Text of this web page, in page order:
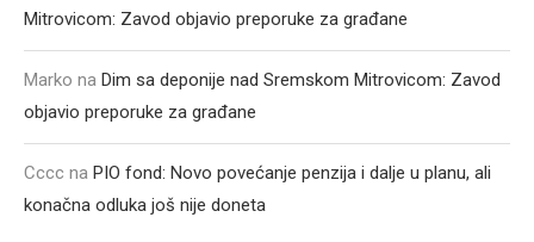
Mitrovicom: Zavod objavio preporuke za građane
Marko na Dim sa deponije nad Sremskom Mitrovicom: Zavod
objavio preporuke za građane
Cccc na PIO fond: Novo povećanje penzija i dalje u planu, ali
konačna odluka još nije doneta